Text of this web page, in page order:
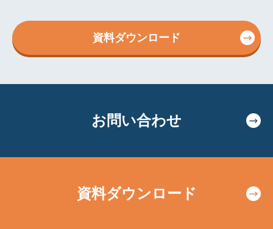
資料ダウンロード
お問い合わせ
資料ダウンロード